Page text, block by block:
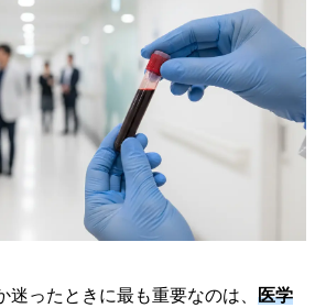
迷ったときに最も重要なのは、 医学